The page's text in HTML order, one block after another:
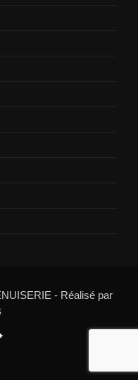
- Réalisé par